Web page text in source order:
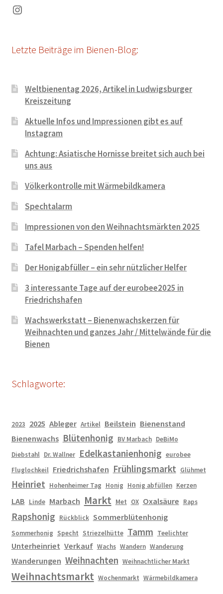
Instagram
Letzte Beiträge im Bienen-Blog:
Weltbienentag 2026, Artikel in Ludwigsburger
Kreiszeitung
Aktuelle Infos und Impressionen gibt es auf
Instagram
Achtung: Asiatische Hornisse breitet sich auch bei
uns aus
Völkerkontrolle mit Wärmebildkamera
Spechtalarm
Impressionen von den Weihnachtsmärkten 2025
Tafel Marbach – Spenden helfen!
Der Honigabfüller – ein sehr nützlicher Helfer
3 interessante Tage auf der eurobee2025 in
Friedrichshafen
Wachswerkstatt – Bienenwachskerzen für
Weihnachten und ganzes Jahr / Mittelwände für die
Bienen
Schlagworte:
2023 2025 Ableger Artikel Beilstein Bienenstand
Bienenwachs Blütenhonig BV Marbach DeBiMo
Diebstahl Dr. Wallner Edelkastanienhonig eurobee
Fluglochkeil Friedrichshafen Frühlingsmarkt Glühmet
Heinriet Hohenheimer Tag Honig Honig abfüllen Kerzen
LAB Linde Marbach Markt Met OX Oxalsäure Raps
Rapshonig Rückblick Sommerblütenhonig
Sommerhonig Specht Striezelhütte Tamm Teelichter
Unterheinriet Verkauf Wachs Wandern Wanderung
Wanderungen Weihnachten Weihnachtlicher Markt
Weihnachtsmarkt Wochenmarkt Wärmebildkamera